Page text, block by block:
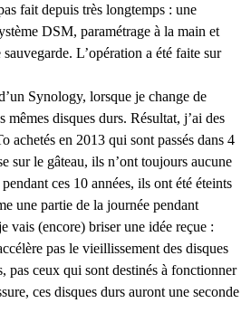
fait depuis très longtemps : une
DSM, paramétrage à la main et
L’opération a été faite sur
Synology, lorsque je change de
disques durs. Résultat, j’ai des
achetés en 2013 qui sont passés dans 4
sur le gâteau, ils n’ont toujours aucune
ces 10 années, ils ont été éteints
une partie de la journée pendant
vais (encore) briser une idée reçue :
pas le vieillissement des disques
ceux qui sont destinés à fonctionner
ces disques durs auront une seconde